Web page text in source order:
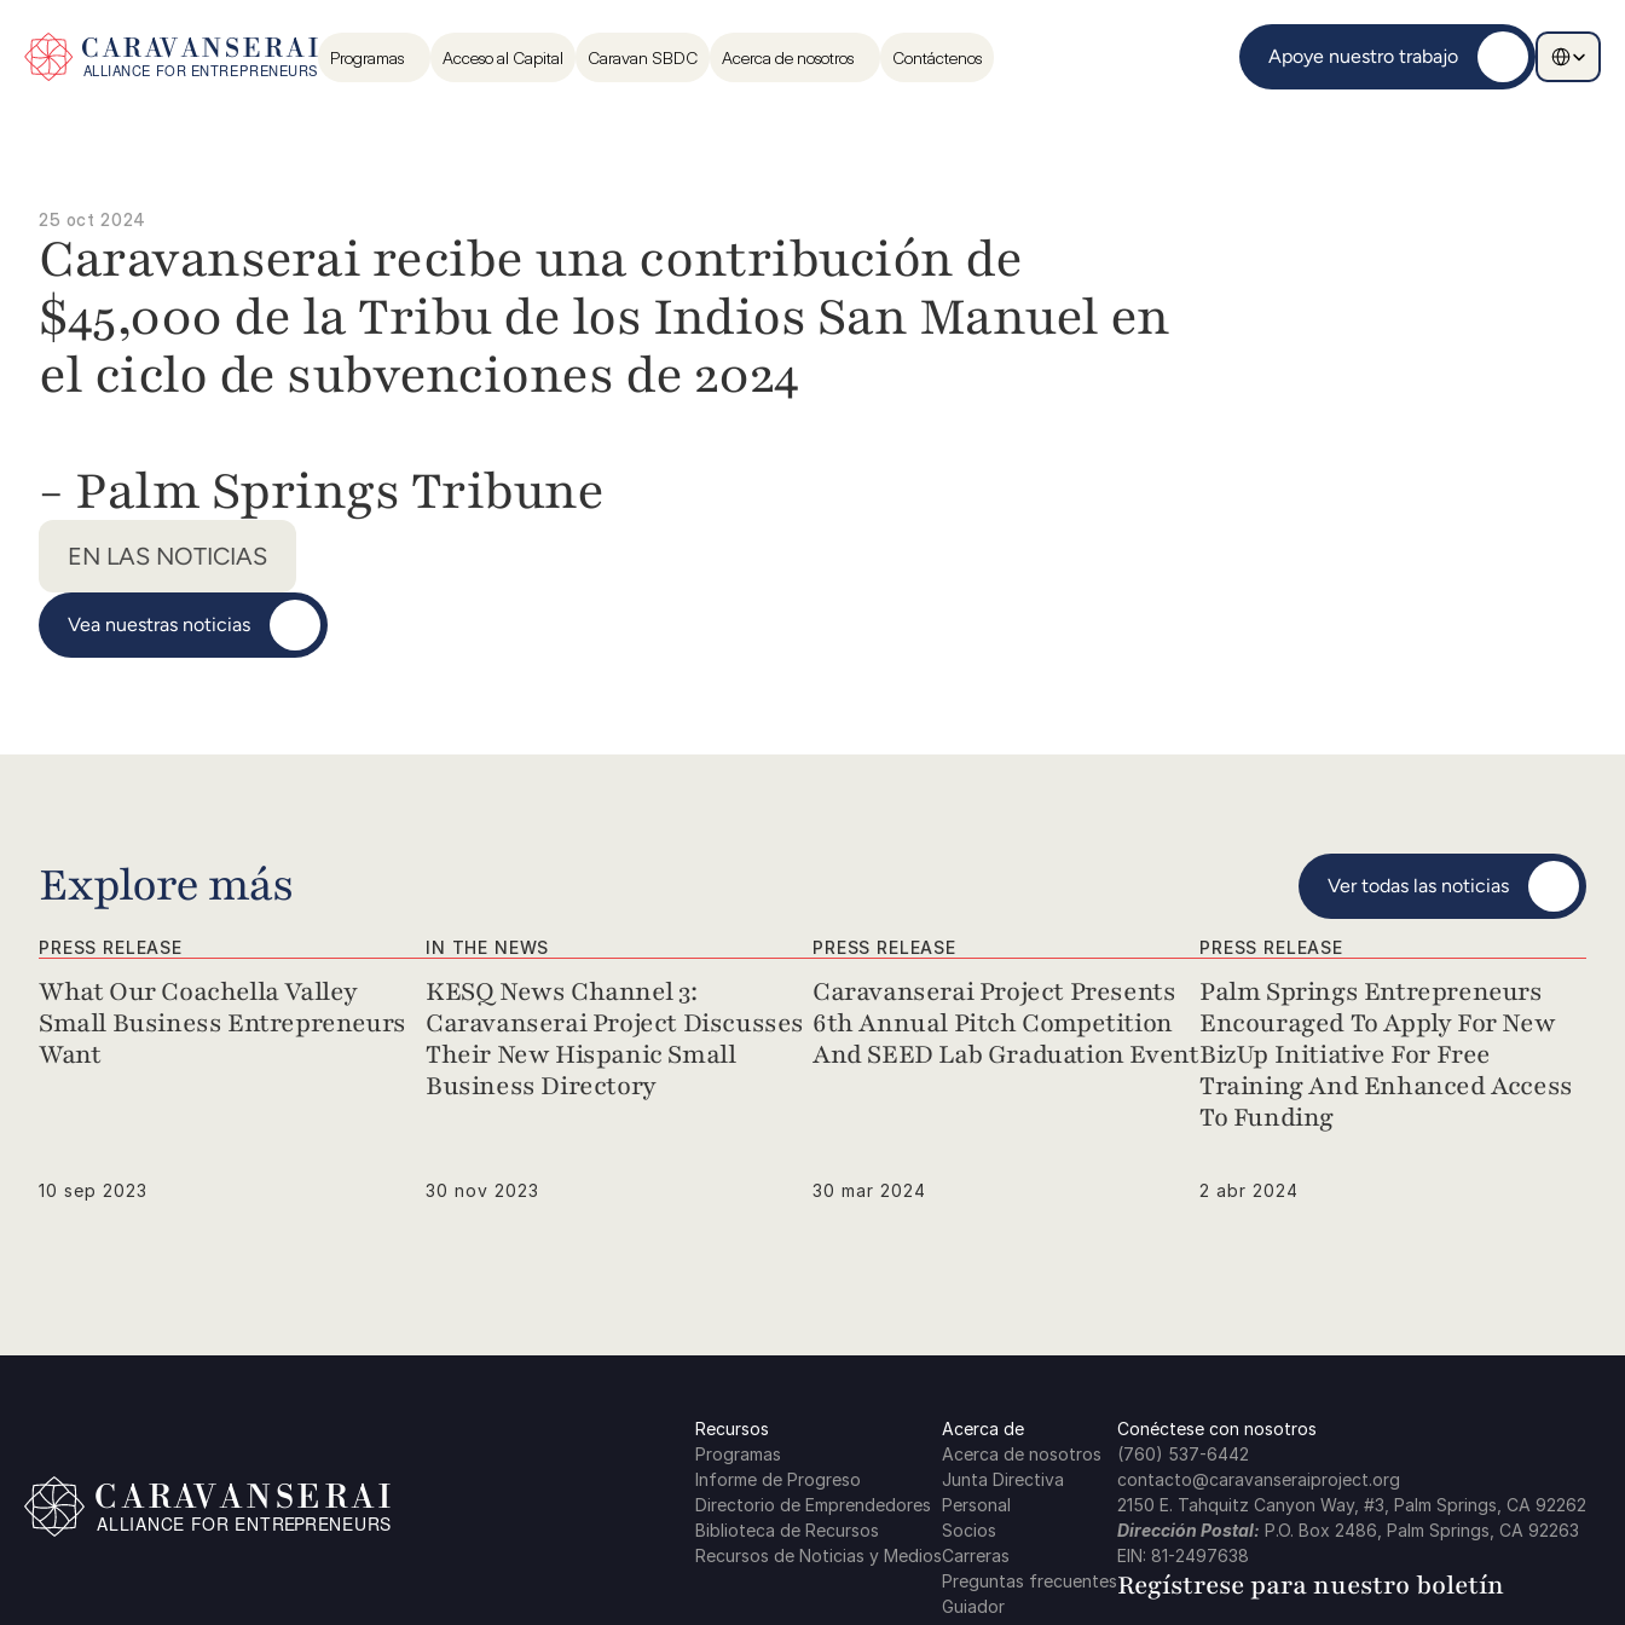
Programas Acceso al Capital Caravan SBDC Acerca de nosotros Contáctenos Apoye nuestro trabajo
Select
25 oct 2024
Caravanserai recibe una contribución de
$45,000 de la Tribu de los Indios San Manuel en
el ciclo de subvenciones de 2024
- Palm Springs Tribune
EN LAS NOTICIAS
Vea nuestras noticias
Explore más Ver todas las noticias
PRESS RELEASE
What Our Coachella Valley
Small Business Entrepreneurs
Want
10 sep 2023
IN THE NEWS
KESQ News Channel 3:
Caravanserai Project Discusses
Their New Hispanic Small
Business Directory
30 nov 2023
PRESS RELEASE
Caravanserai Project Presents
6th Annual Pitch Competition
And SEED Lab Graduation Event
30 mar 2024
PRESS RELEASE
Palm Springs Entrepreneurs
Encouraged To Apply For New
BizUp Initiative For Free
Training And Enhanced Access
To Funding
2 abr 2024
Recursos
Programas
Informe de Progreso
Directorio de Emprendedores
Biblioteca de Recursos
Recursos de Noticias y Medios
Acerca de
Acerca de nosotros
Junta Directiva
Personal
Socios
Carreras
Preguntas frecuentes
Guiador
Conéctese con nosotros
(760) 537-6442
contacto@caravanseraiproject.org
2150 E. Tahquitz Canyon Way, #3, Palm Springs, CA 92262
Dirección Postal: P.O. Box 2486, Palm Springs, CA 92263
EIN: 81-2497638
Regístrese para nuestro boletín